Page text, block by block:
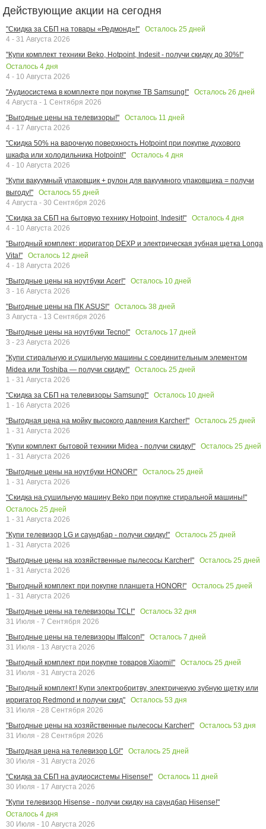
Действующие акции на сегодня
"Скидка за СБП на товары «Редмонд»!" Осталось 25 дней
4 - 31 Августа 2026
"Купи комплект техники Beko, Hotpoint, Indesit - получи скидку до 30%!"
Осталось 4 дня
4 - 10 Августа 2026
"Аудиосистема в комплекте при покупке ТВ Samsung!"
Осталось 26 дней
4 Августа - 1 Сентября 2026
"Выгодные цены на телевизоры!"
Осталось 11 дней
4 - 17 Августа 2026
"Скидка 50% на варочную поверхность Hotpoint при покупке духового
шкафа или холодильника Hotpoint!"
Осталось 4 дня
4 - 10 Августа 2026
"Купи вакуумный упаковщик + рулон для вакуумного упаковщика = получи
выгоду!"
Осталось 55 дней
4 Августа - 30 Сентября 2026
"Скидка за СБП на бытовую технику Hotpoint, Indesit!"
Осталось 4 дня
4 - 10 Августа 2026
"Выгодный комплект: ирригатор DEXP и электрическая зубная щетка Longa
Vita!"
Осталось 12 дней
4 - 18 Августа 2026
"Выгодные цены на ноутбуки Acer!"
Осталось 10 дней
3 - 16 Августа 2026
"Выгодные цены на ПК ASUS!"
Осталось 38 дней
3 Августа - 13 Сентября 2026
"Выгодные цены на ноутбуки Tecno!"
Осталось 17 дней
3 - 23 Августа 2026
"Купи стиральную и сушильную машины с соединительным элементом
Midea или Toshiba — получи скидку!"
Осталось 25 дней
1 - 31 Августа 2026
"Скидка за СБП на телевизоры Samsung!"
Осталось 10 дней
1 - 16 Августа 2026
"Выгодная цена на мойку высокого давления Karcher!"
Осталось 25 дней
1 - 31 Августа 2026
"Купи комплект бытовой техники Midea - получи скидку!"
Осталось 25 дней
1 - 31 Августа 2026
"Выгодные цены на ноутбуки HONOR!"
Осталось 25 дней
1 - 31 Августа 2026
"Скидка на сушильную машину Beko при покупке стиральной машины!"
Осталось 25 дней
1 - 31 Августа 2026
"Купи телевизор LG и саундбар - получи скидку!"
Осталось 25 дней
1 - 31 Августа 2026
"Выгодные цены на хозяйственные пылесосы Karcher!"
Осталось 25 дней
1 - 31 Августа 2026
"Выгодный комплект при покупке планшета HONOR!"
Осталось 25 дней
1 - 31 Августа 2026
"Выгодные цены на телевизоры TCL!"
Осталось 32 дня
31 Июля - 7 Сентября 2026
"Выгодные цены на телевизоры Iffalcon!"
Осталось 7 дней
31 Июля - 13 Августа 2026
"Выгодный комплект при покупке товаров Xiaomi!"
Осталось 25 дней
31 Июля - 31 Августа 2026
"Выгодный комплект! Купи электробритву, электричекую зубную щетку или
ирригатор Redmond и получи скид"
Осталось 53 дня
31 Июля - 28 Сентября 2026
"Выгодные цены на хозяйственные пылесосы Karcher!"
Осталось 53 дня
31 Июля - 28 Сентября 2026
"Выгодная цена на телевизор LG!"
Осталось 25 дней
30 Июля - 31 Августа 2026
"Скидка за СБП на аудиосистемы Hisense!"
Осталось 11 дней
30 Июля - 17 Августа 2026
"Купи телевизор Hisense - получи скидку на саундбар Hisense!"
Осталось 4 дня
30 Июля - 10 Августа 2026